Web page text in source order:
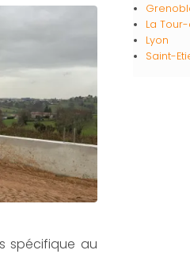
spécifique au
La
Lyon
Saint-